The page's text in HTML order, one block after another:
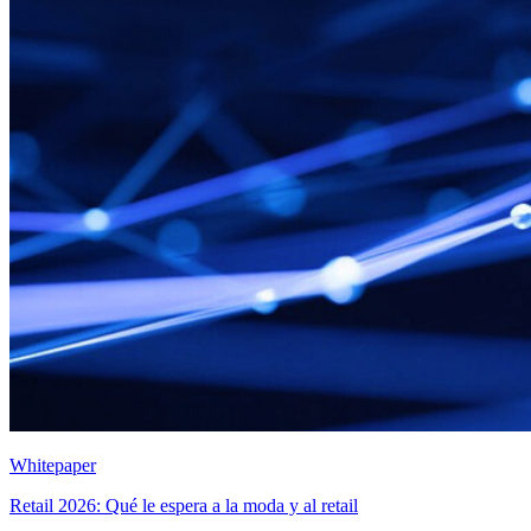
Whitepaper
Retail 2026: Qué le espera a la moda y al retail